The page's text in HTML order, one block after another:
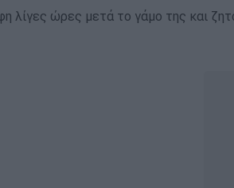
ώρες μετά το γάμο της και